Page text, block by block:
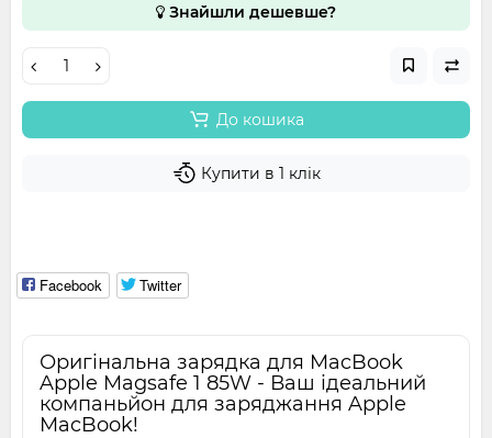
Знайшли дешевше?
До кошика
Купити в 1 клік
Facebook Twitter
Оригінальна зарядка для MacBook
Apple Magsafe 1 85W - Ваш ідеальний
компаньйон для заряджання Apple
MacBook!